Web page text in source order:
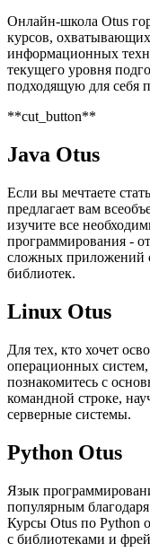
Онлайн-школа Otus
курсов,
информационных
текущего уровня
подходящую для себя
**cut_button**
Java Otus
Если вы мечтаете
предлагает вам
изучите все
программирования -
сложных приложений
библиотек.
Linux Otus
Для тех, кто хочет
операционных
познакомитесь с
командной строке,
серверные системы.
Python Otus
Язык
популярным
Курсы Otus по Python
с библиотеками и